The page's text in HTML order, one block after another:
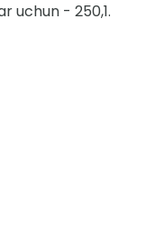
uchun - 250,1.